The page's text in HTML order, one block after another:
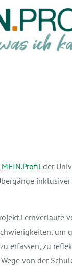
MEIN.Profil der
Lernverläufe
um
erfassen, zu
von der